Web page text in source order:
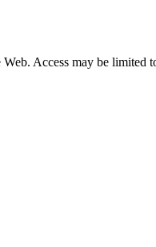
Access may be limited